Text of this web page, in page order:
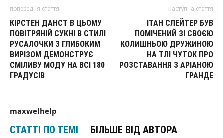
попередня стаття
КІРСТЕН ДАНСТ В ЦЬОМУ
ПОВІТРЯНІЙ СУКНІ В СТИЛІ
РУСАЛОЧКИ З ГЛИБОКИМ
ВИРІЗОМ ДЕМОНСТРУЄ
СМІЛИВУ МОДУ НА ВСІ 180
ГРАДУСІВ
наступна стаття
ІТАН СЛЕЙТЕР БУВ
ПОМІЧЕНИЙ ЗІ СВОЄЮ
КОЛИШНЬОЮ ДРУЖИНОЮ
НА ТЛІ ЧУТОК ПРО
РОЗСТАВАННЯ З АРІАНОЮ
ГРАНДЕ
maxwelhelp
СТАТТІ ПО ТЕМІ БІЛЬШЕ ВІД АВТОРА